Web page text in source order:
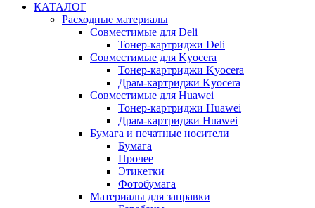
КАТАЛОГ
Расходные материалы
Совместимые для Deli
Тонер-картриджи Deli
Совместимые для Kyocera
Тонер-картриджи Kyocera
Драм-картриджи Kyocera
Совместимые для Huawei
Тонер-картриджи Huawei
Драм-картриджи Huawei
Бумага и печатные носители
Бумага
Прочее
Этикетки
Фотобумага
Материалы для заправки